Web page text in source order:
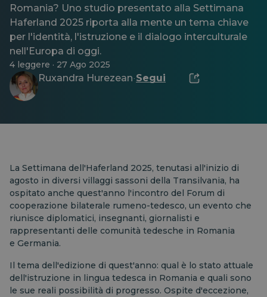
Romania? Uno studio presentato alla Settimana
Haferland 2025 riporta alla mente un tema chiave
per l'identità, l'istruzione e il dialogo interculturale
nell'Europa di oggi.
4 leggere · 27 Ago 2025
Ruxandra Hurezean· Segui
La Settimana dell'Haferland 2025, tenutasi all'inizio di
agosto in diversi villaggi sassoni della Transilvania, ha
ospitato anche quest'anno l'incontro del Forum di
cooperazione bilaterale rumeno-tedesco, un evento che
riunisce diplomatici, insegnanti, giornalisti e
rappresentanti delle comunità tedesche in Romania
e Germania.
Il tema dell'edizione di quest'anno: qual è lo stato attuale
dell'istruzione in lingua tedesca in Romania e quali sono
le sue reali possibilità di progresso. Ospite d'eccezione,